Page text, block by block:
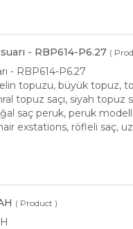
- RBP614-P6.27 (
- RBP614-P6.27
topuzu, büyük topuz,
topuz saçı, siyah
saç peruk, peruk
exstations, röfleli saç,
( Product )